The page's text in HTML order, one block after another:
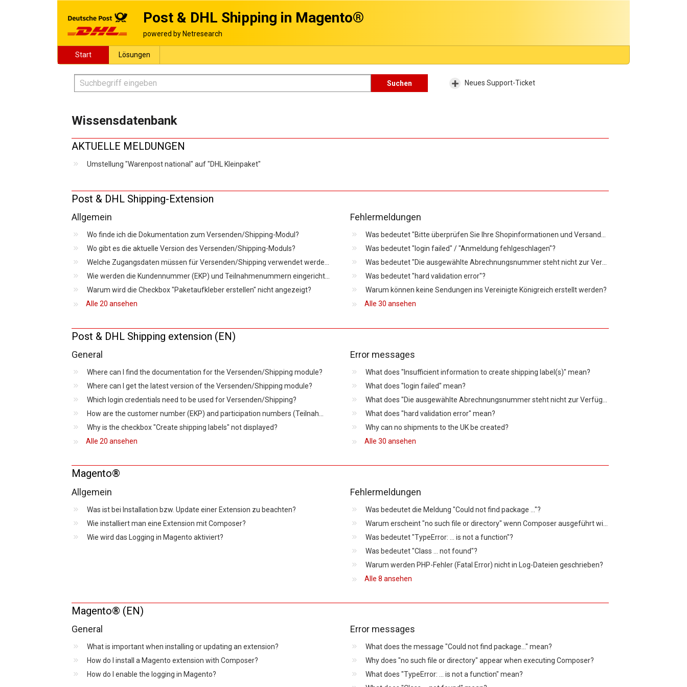
Post & DHL Shipping in Magento®
Start Lösungen
Suchen Neues Support-Ticket
Wissensdatenbank
AKTUELLE MELDUNGEN
Umstellung "Warenpost national" auf "DHL Kleinpaket"
Post & DHL Shipping-Extension
Allgemein
Wo finde ich die Dokumentation zum Versenden/Shipping-Modul?
Wo gibt es die aktuelle Version des Versenden/Shipping-Moduls?
Welche Zugangsdaten müssen für Versenden/Shipping verwendet werden?
Wie werden die Kundennummer (EKP) und Teilnahmenummern eingerichtet?
Warum wird die Checkbox "Paketaufkleber erstellen" nicht angezeigt?
Alle 20 ansehen
Fehlermeldungen
Was bedeutet "Bitte überprüfen Sie Ihre Shopinformationen und Versandeinstellungen"?
Was bedeutet "login failed" / "Anmeldung fehlgeschlagen"?
Was bedeutet "Die ausgewählte Abrechnungsnummer steht nicht zur Verfügung"?
Was bedeutet "hard validation error"?
Warum können keine Sendungen ins Vereinigte Königreich erstellt werden?
Alle 30 ansehen
Post & DHL Shipping extension (EN)
General
Where can I find the documentation for the Versenden/Shipping module?
Where can I get the latest version of the Versenden/Shipping module?
Which login credentials need to be used for Versenden/Shipping?
Why is the checkbox "Create shipping labels" not displayed?
Alle 20 ansehen
Error messages
What does "Insufficient information to create shipping label(s)" mean?
What does "login failed" mean?
What does "hard validation error" mean?
Why can no shipments to the UK be created?
Alle 30 ansehen
Magento®
Allgemein
Was ist bei Installation bzw. Update einer Extension zu beachten?
Wie installiert man eine Extension mit Composer?
Wie wird das Logging in Magento aktiviert?
Fehlermeldungen
Was bedeutet die Meldung "Could not find package ..."?
Was bedeutet "TypeError: ... is not a function"?
Was bedeutet "Class ... not found"?
Warum werden PHP-Fehler (Fatal Error) nicht in Log-Dateien geschrieben?
Alle 8 ansehen
Magento® (EN)
General
What is important when installing or updating an extension?
How do I install a Magento extension with Composer?
How do I enable the logging in Magento?
Error messages
What does the message "Could not find package..." mean?
Why does "no such file or directory" appear when executing Composer?
What does "TypeError: ... is not a function" mean?